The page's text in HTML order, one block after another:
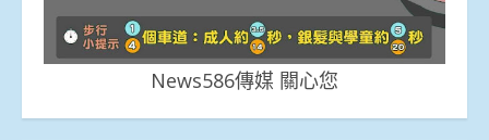
News586傳媒 關心您